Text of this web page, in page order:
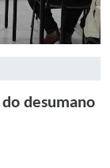
desumano